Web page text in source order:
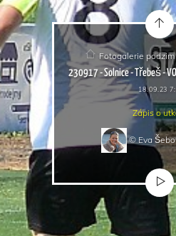
Fotogalerie
230917 - Solnice - Třebeš -
18.09.23
Zápis o
© Eva